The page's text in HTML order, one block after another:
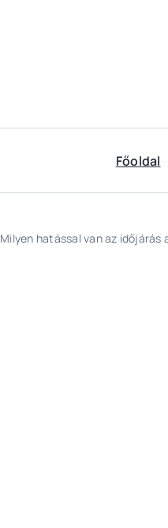
Főoldal
Milyen hatással van az időjárás